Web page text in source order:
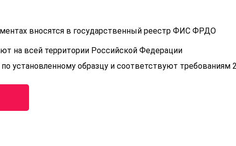
вносятся в государственный реестр ФИС ФРДО
на всей территории Российской Федерации
установленному образцу и соответствуют требованиям